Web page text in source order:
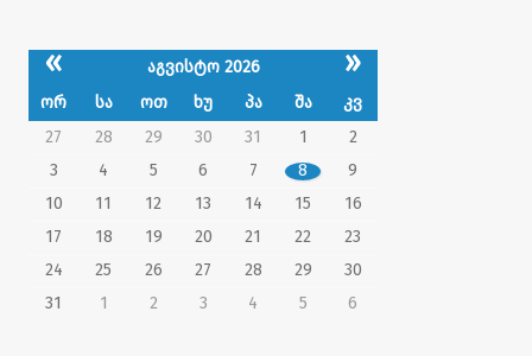
« აგვისტო 2026 »
ორ სა ოთ ხუ პა შა
კვ
27
28 29 30 31 1
2
3
4 5 6 7 8
9
10
11 12 13 14 15
16
17
18 19 20 21 22
23
24
25 26 27 28 29
30
31
1 2 3 4 5 6